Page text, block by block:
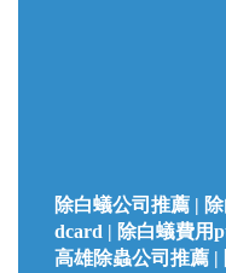
除白蟻公司推薦 |
dcard | 除白蟻費用
高雄除蟲公司推薦